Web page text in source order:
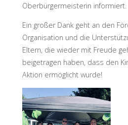
Oberbürgermeisterin informiert.
Ein großer Dank geht an den
Organisation und die
Eltern, die wieder mit Freude
beigetragen haben, dass den
Aktion ermöglicht wurde!